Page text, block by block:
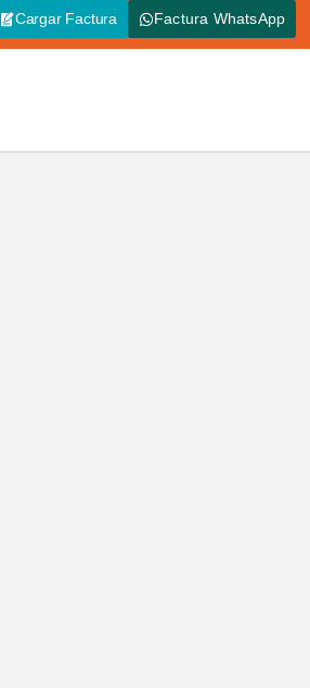
Cargar Factura Factura WhatsApp